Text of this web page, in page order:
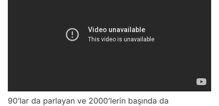
90’lar da parlayan ve 2000’lerin başında da